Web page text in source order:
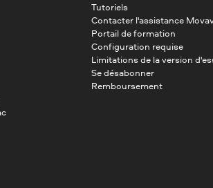
Tutoriels
Contacter l'assistance
Portail de formation
Configuration requise
Limitations de la version
Se désabonner
Remboursement